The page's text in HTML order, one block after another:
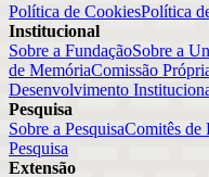
Política de CookiesPolítica
Institucional
Sobre a FundaçãoSobre a
de MemóriaComissão
Desenvolvimento
Pesquisa
Sobre a PesquisaComitês de
Pesquisa
Extensão